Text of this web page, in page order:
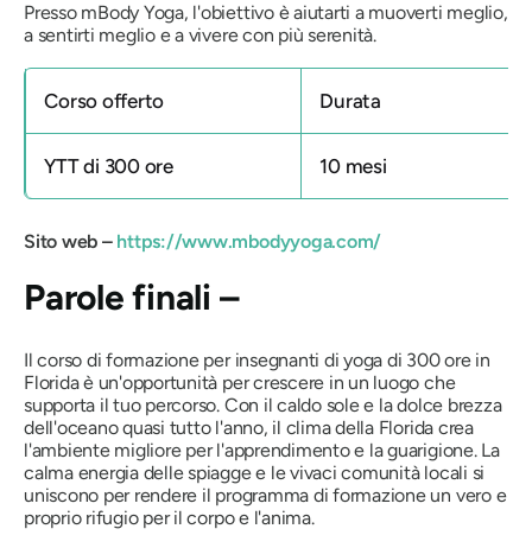
Presso mBody Yoga, l'obiettivo è aiutarti a muoverti meglio,
a sentirti meglio e a vivere con più serenità.
Corso offerto Durata
YTT di 300 ore 10 mesi
Sito web – https://www.mbodyyoga.com/
Parole finali –
Il corso di formazione per insegnanti di yoga di 300 ore in
Florida è un'opportunità per crescere in un luogo che
supporta il tuo percorso. Con il caldo sole e la dolce brezza
dell'oceano quasi tutto l'anno, il clima della Florida crea
l'ambiente migliore per l'apprendimento e la guarigione. La
calma energia delle spiagge e le vivaci comunità locali si
uniscono per rendere il programma di formazione un vero e
proprio rifugio per il corpo e l'anima.